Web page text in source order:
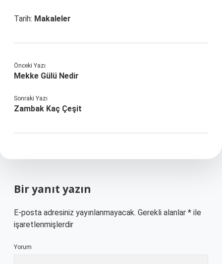
Tarih: Makaleler
Önceki Yazı
Mekke Gülü Nedir
Sonraki Yazı
Zambak Kaç Çeşit
Bir yanıt yazın
E-posta adresiniz yayınlanmayacak. Gerekli alanlar * ile
işaretlenmişlerdir
Yorum